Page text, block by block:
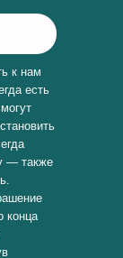
к нам
есть
— также
конца